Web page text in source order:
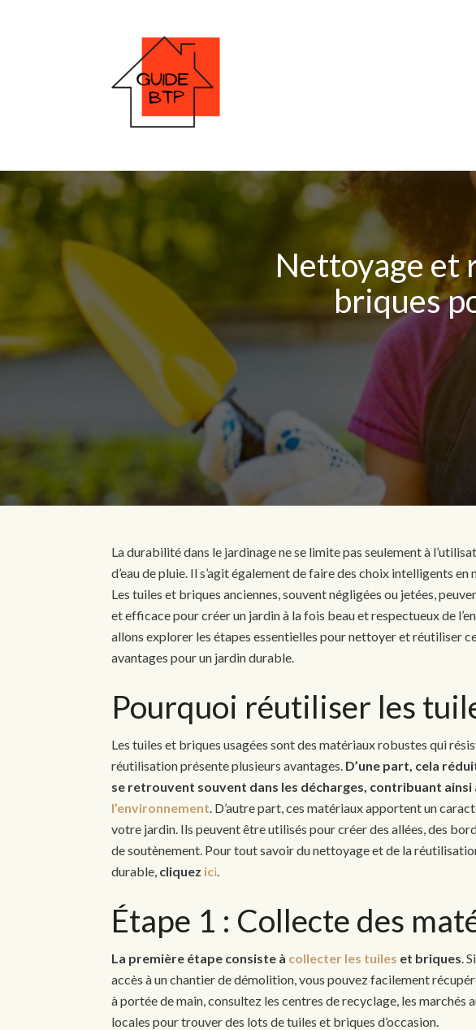
Nettoyage et
briques
La durabilité dans le jardinage ne se limite pas seulement à
d’eau de pluie. Il s’agit également de faire des choix intelligents
Les tuiles et briques anciennes, souvent négligées ou jetées,
et efficace pour créer un jardin à la fois beau et respectueux de
allons explorer les étapes essentielles pour nettoyer et réutiliser
avantages pour un jardin durable.
Pourquoi réutiliser les
Les tuiles et briques usagées sont des matériaux robustes qui
réutilisation présente plusieurs avantages. D’une part, cela
se retrouvent souvent dans les décharges, contribuant ainsi
l’environnement. D’autre part, ces matériaux apportent un
votre jardin. Ils peuvent être utilisés pour créer des allées, des
de soutènement. Pour tout savoir du nettoyage et de la
durable, cliquez ici.
Étape 1 : Collecte des
La première étape consiste à collecter les tuiles et briques.
accès à un chantier de démolition, vous pouvez facilement
à portée de main, consultez les centres de recyclage, les marchés
locales pour trouver des lots de tuiles et briques d’occasion.